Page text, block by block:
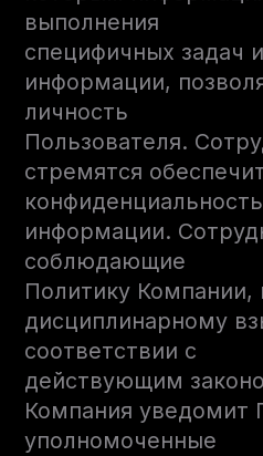
выполнения
специфичных задач
информации,
личность
Пользователя.
стремятся
информации.
соблюдающие
Политику Компании,
дисциплинарному
соответствии с
действующим
Компания уведомит
уполномоченные